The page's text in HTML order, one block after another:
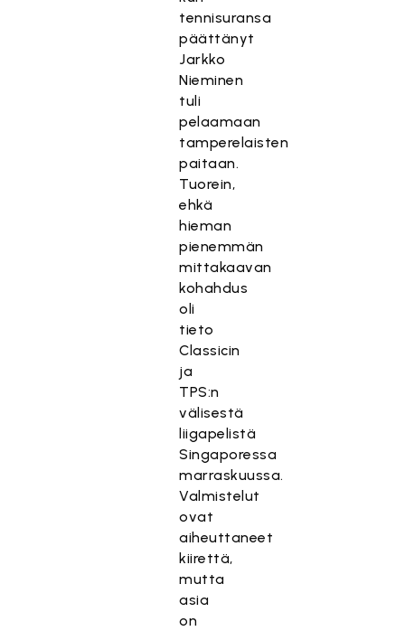
tennisuransa
päättänyt
Jarkko
Nieminen
tuli
pelaamaan
tamperelaisten
paitaan.
Tuorein,
ehkä
hieman
pienemmän
mittakaavan
kohahdus
oli
tieto
Classicin
ja
TPS:n
välisestä
liigapelistä
Singaporessa
marraskuussa.
Valmistelut
ovat
aiheuttaneet
kiirettä,
mutta
asia
on